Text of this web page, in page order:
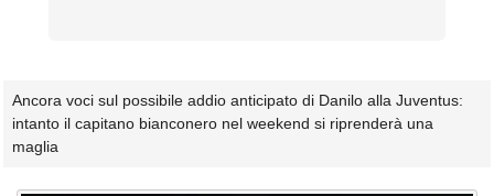
Ancora voci sul possibile addio anticipato di Danilo alla Juventus:
intanto il capitano bianconero nel weekend si riprenderà una
maglia